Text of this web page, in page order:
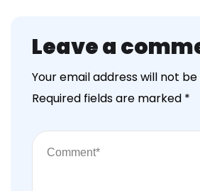
Leave a
Your email address will not be
Required fields are marked *